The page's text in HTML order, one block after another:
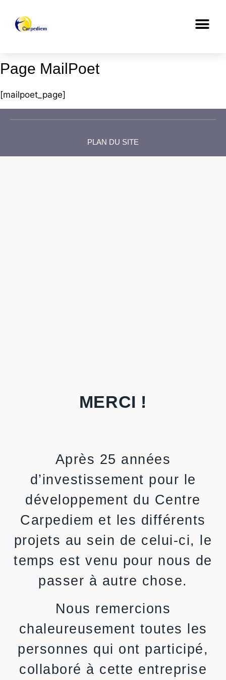
Page MailPoet
[mailpoet_page]
PLAN DU SITE
MERCI !
Après 25 années
d’investissement pour le
développement du Centre
Carpediem et les différents
projets au sein de celui-ci, le
temps est venu pour nous de
passer à autre chose.
Nous remercions
chaleureusement toutes les
personnes qui ont participé,
collaboré à cette entreprise